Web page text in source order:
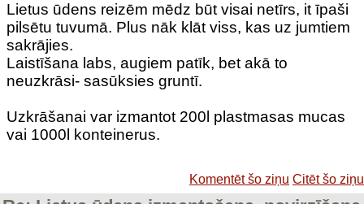
Lietus ūdens reizēm mēdz būt visai netīrs, it īpaši
pilsētu tuvumā. Plus nāk klāt viss, kas uz jumtiem
sakrājies.
Laistīšana labs, augiem patīk, bet akā to
neuzkrāsi- sasūksies gruntī.
Uzkrāšanai var izmantot 200l plastmasas mucas
vai 1000l konteinerus.
Komentēt šo ziņu Citēt šo ziņu